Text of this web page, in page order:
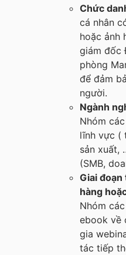
Chức
cá nhân
hoặc ảnh
giám đốc
phòng
để đảm
người.
Ngành
Nhóm
lĩnh vực (
sản xuất,
(SMB,
Giai
hàng
Nhóm
ebook về
gia
tác tiếp